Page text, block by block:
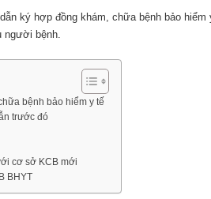
ký hợp đồng khám, chữa bệnh bảo hiểm
bệnh.
bệnh bảo hiểm y tế
trước đó
cơ sở KCB mới
BHYT